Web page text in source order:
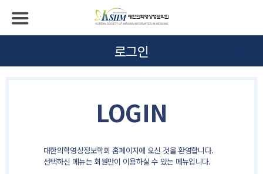
로그인
LOGIN
대한의학영상정보학회 홈페이지에 오신 것을 환영합니다.
선택하신 메뉴는 회원만이 이용하실 수 있는 메뉴입니다.